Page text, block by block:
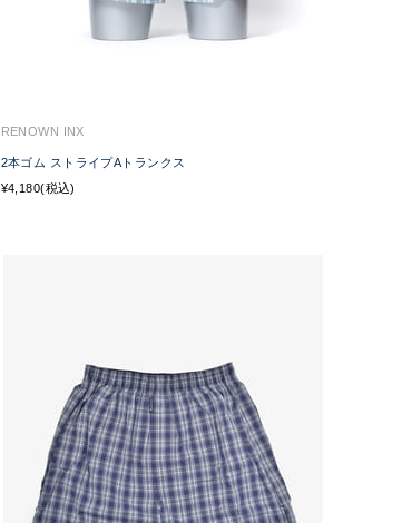
RENOWN INX
2本ゴム ストライプAトランクス
¥4,180(税込)